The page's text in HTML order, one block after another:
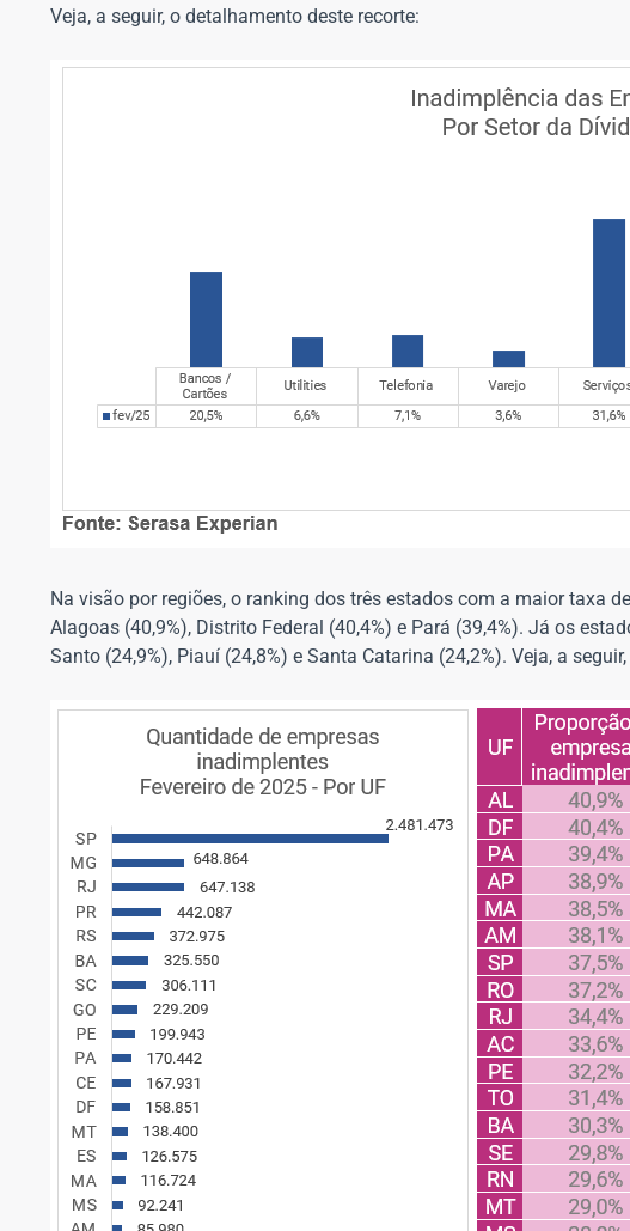
Veja, a seguir, o detalhamento deste recorte:
Na visão por regiões, o ranking dos três estados com a maior taxa
Alagoas (40,9%), Distrito Federal (40,4%) e Pará (39,4%). Já os
Santo (24,9%), Piauí (24,8%) e Santa Catarina (24,2%). Veja, a